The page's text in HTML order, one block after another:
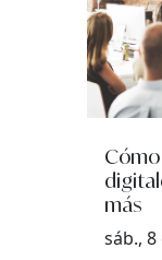
más
sáb.,